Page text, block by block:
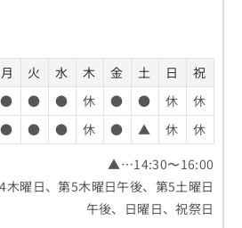
月 火 水 木 金 土 日
祝
● ● ● 休 ● ● 休
休
● ● ● 休 ● ▲ 休
休
▲…14:30〜16:00
曜日、第5木曜日午後、第5土曜日
午後、日曜日、祝祭日